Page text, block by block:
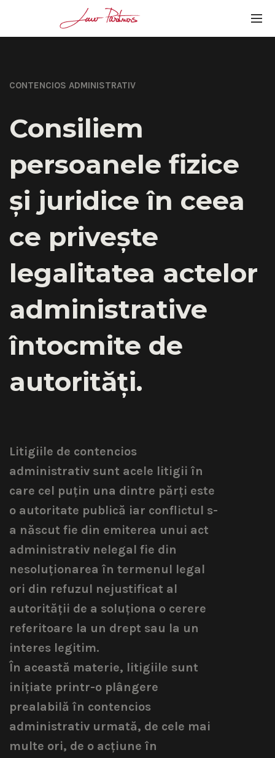
CONTENCIOS ADMINISTRATIV
Consiliem
persoanele fizice
și juridice în ceea
ce privește
legalitatea actelor
administrative
întocmite de
autorități.
Litigiile de contencios
administrativ sunt acele litigii în
care cel puțin una dintre părți este
o autoritate publică iar conflictul s-
a născut fie din emiterea unui act
administrativ nelegal fie din
nesoluționarea în termenul legal
ori din refuzul nejustificat al
autorității de a soluționa o cerere
referitoare la un drept sau la un
interes legitim.
În această materie, litigiile sunt
inițiate printr-o plângere
prealabilă în contencios
administrativ urmată, de cele mai
multe ori, de o acțiune în